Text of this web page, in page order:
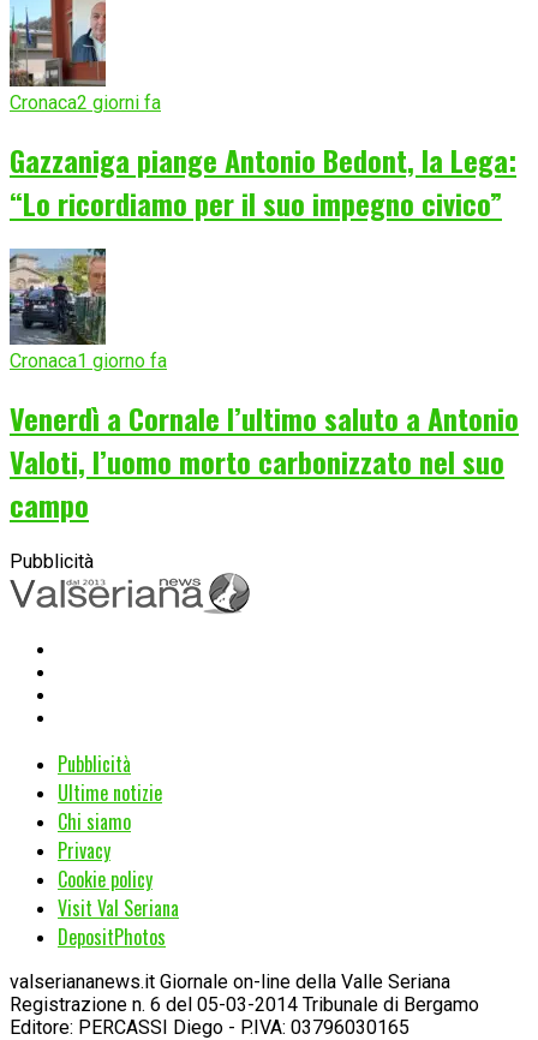
Cronaca2 giorni fa
Gazzaniga piange Antonio Bedont, la Lega:
“Lo ricordiamo per il suo impegno civico”
Cronaca1 giorno fa
Venerdì a Cornale l’ultimo saluto a Antonio
Valoti, l’uomo morto carbonizzato nel suo
campo
Pubblicità
Pubblicità
Ultime notizie
Chi siamo
Privacy
Cookie policy
Visit Val Seriana
DepositPhotos
valseriananews.it Giornale on-line della Valle Seriana
Registrazione n. 6 del 05-03-2014 Tribunale di Bergamo
Editore: PERCASSI Diego - P.IVA: 03796030165